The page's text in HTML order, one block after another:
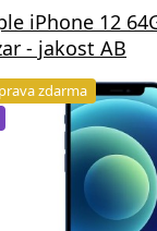
iPhone 12
- jakost AB
zdarma